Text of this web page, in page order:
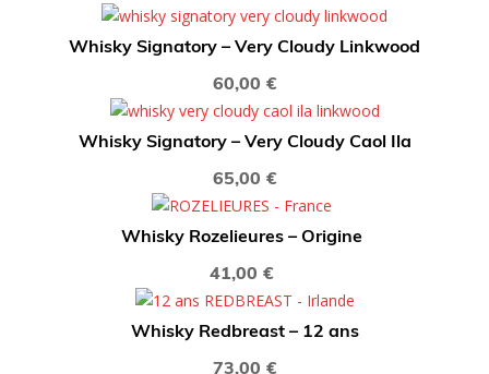
Whisky Signatory – Very Cloudy Linkwood
60,00 €
Whisky Signatory – Very Cloudy Caol Ila
65,00 €
Whisky Rozelieures – Origine
41,00 €
Whisky Redbreast – 12 ans
73,00 €